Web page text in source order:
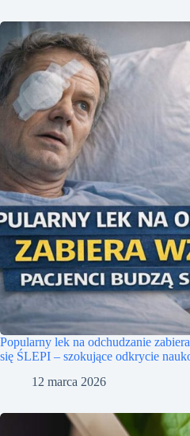
Popularny lek na odchudzanie
się ŚLEPI – szokujące odkrycie
12 marca 2026